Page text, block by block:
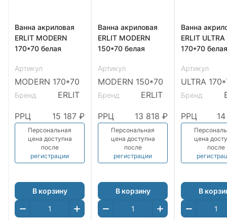
Ванна акриловая
ERLIT MODERN
170*70 белая
Артикул
MODERN 170*70
Бренд ERLIT
РРЦ 15 187 ₽
Персональная
цена доступна
после
регистрации
В корзину
Ванна акриловая
ERLIT MODERN
150*70 белая
Артикул
MODERN 150*70
Бренд ERLIT
РРЦ 13 818 ₽
Персональная
цена доступна
после
регистрации
В корзину
Ванна
ERLIT ULTRA
170*70 белая
Артикул
ULTRA
Бренд
РРЦ
цена
после
В